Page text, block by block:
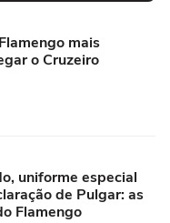
mais
o Cruzeiro
uniforme especial
de Pulgar: as
Flamengo